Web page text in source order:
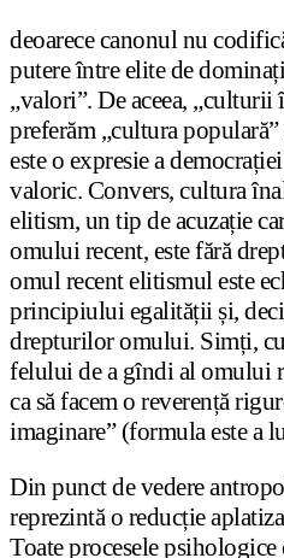
deoarece canonul nu
putere între elite de
„valori”. De aceea, „culturii
preferăm „cultura
este o expresie a
valoric. Convers, cultura
elitism, un tip de acuzație
omului recent, este fără
omul recent elitismul este
principiului egalității și,
drepturilor omului. Simți,
felului de a gîndi al omului
ca să facem o reverență
imaginare” (formula este a
Din punct de vedere
reprezintă o reducție
Toate procesele